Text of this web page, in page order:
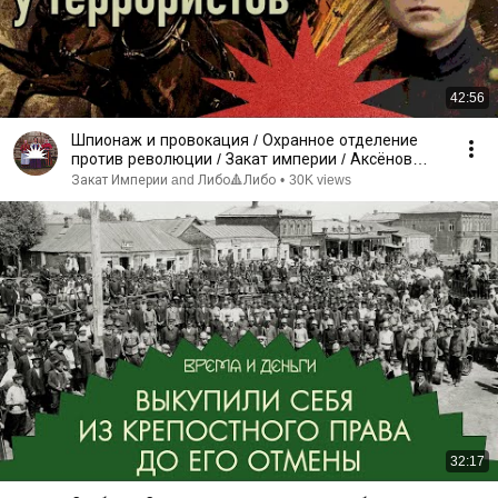
42:56
Шпионаж и провокация / Охранное отделение
против революции / Закат империи / Аксёнов
Андрей
Закат Империи and Либо🔺Либо • 30K views
32:17